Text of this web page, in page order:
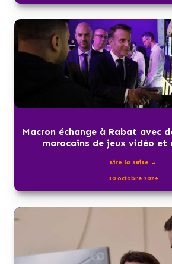
Macron échange à Rabat avec
marocains de jeux vidéo et
Lire la suite →
30 octobre 2024